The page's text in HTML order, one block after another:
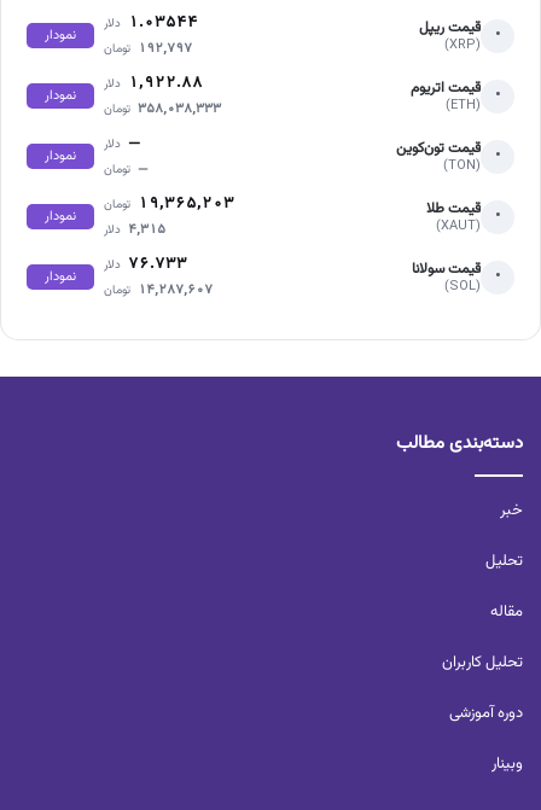
• قیمت ریپل
(XRP)
۱.۰۳۵۴۴ دلار
۱۹۲,۷۹۷ تومان
نمودار
• قیمت اتریوم
(ETH)
۱,۹۲۲.۸۸ دلار
۳۵۸,۰۳۸,۳۳۳ تومان
نمودار
• قیمت تون‌کوین
(TON)
— دلار
— تومان
نمودار
• قیمت طلا
(XAUT)
۱۹,۳۶۵,۲۰۳ تومان
۴,۳۱۵ دلار
نمودار
• قیمت سولانا
(SOL)
۷۶.۷۳۳ دلار
۱۴,۲۸۷,۶۰۷ تومان
نمودار
دسته‌بندی مطالب
خبر
تحلیل‌
مقاله
تحلیل کاربران‌
دوره آموزشی
وبینار